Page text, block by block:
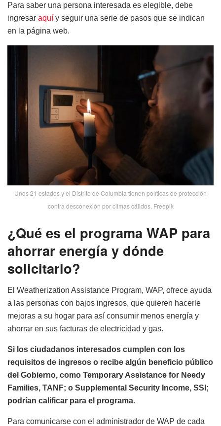
Para saber una persona interesada es elegible, debe
ingresar aquí y seguir una serie de pasos que se indican
en la página web.
Unos 21 estados y el Distrito de Columbia tienen políticas de protección
contra desconexión por climas cálidos. Freepik
¿Qué es el programa WAP para
ahorrar energía y dónde
solicitarlo?
El Weatherization Assistance Program, WAP, ofrece ayuda
a las personas con bajos ingresos, que quieren hacerle
mejoras a su hogar para así consumir menos energía y
ahorrar en sus facturas de electricidad y gas.
Si los ciudadanos interesados cumplen con los
requisitos de ingresos o recibe algún beneficio público
del Gobierno, como Temporary Assistance for Needy
Families, TANF; o Supplemental Security Income, SSI;
podrían calificar para el programa.
Para comunicarse con el administrador de WAP de cada